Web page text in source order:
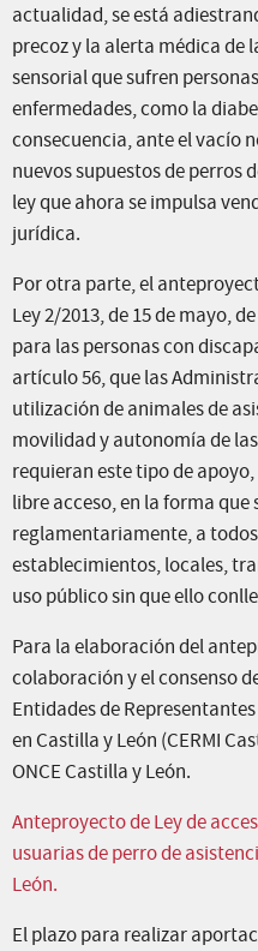
actualidad, se está
precoz y la alerta médica de
sensorial que sufren
enfermedades, como la
consecuencia, ante el vacío
nuevos supuestos de perros
ley que ahora se impulsa
jurídica.
Por otra parte, el
Ley 2/2013, de 15 de mayo,
para las personas con
artículo 56, que las
utilización de animales de
movilidad y autonomía de
requieran este tipo de
libre acceso, en la forma que
reglamentariamente, a
establecimientos, locales,
uso público sin que ello
Para la elaboración del
colaboración y el consenso
Entidades de
en Castilla y León (CERMI
ONCE Castilla y León.
Anteproyecto de Ley de
usuarias de perro de
León.
El plazo para realizar